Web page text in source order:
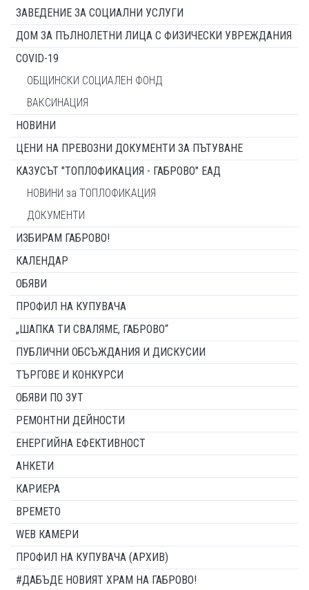
ЗАВЕДЕНИЕ ЗА СОЦИАЛНИ УСЛУГИ
ДОМ ЗА ПЪЛНОЛЕТНИ ЛИЦА С ФИЗИЧЕСКИ УВРЕЖДАНИЯ
COVID-19
ОБЩИНСКИ СОЦИАЛЕН ФОНД
ВАКСИНАЦИЯ
НОВИНИ
ЦЕНИ НА ПРЕВОЗНИ ДОКУМЕНТИ ЗА ПЪТУВАНЕ
КАЗУСЪТ "ТОПЛОФИКАЦИЯ - ГАБРОВО" ЕАД
НОВИНИ за ТОПЛОФИКАЦИЯ
ДОКУМЕНТИ
ИЗБИРАМ ГАБРОВО!
КАЛЕНДАР
ОБЯВИ
ПРОФИЛ НА КУПУВАЧА
„ШАПКА ТИ СВАЛЯМЕ, ГАБРОВО“
ПУБЛИЧНИ ОБСЪЖДАНИЯ И ДИСКУСИИ
ТЪРГОВЕ И КОНКУРСИ
ОБЯВИ ПО ЗУТ
РЕМОНТНИ ДЕЙНОСТИ
ЕНЕРГИЙНА ЕФЕКТИВНОСТ
АНКЕТИ
КАРИЕРА
ВРЕМЕТО
WEB КАМЕРИ
ПРОФИЛ НА КУПУВАЧА (АРХИВ)
#ДАБЪДЕ НОВИЯТ ХРАМ НА ГАБРОВО!